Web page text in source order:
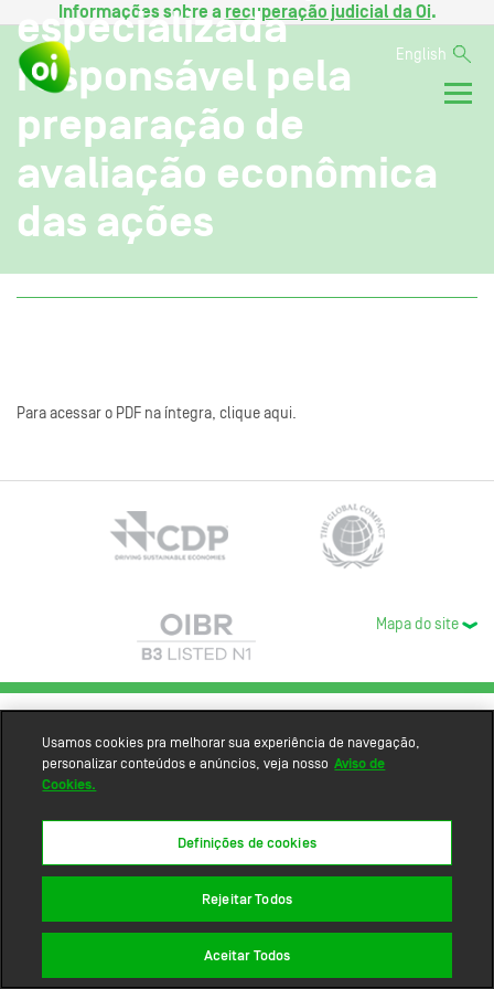
Informações sobre a recuperação judicial da Oi.
English
especializada
responsável pela
preparação de
avaliação econômica
das ações
Para acessar o PDF na íntegra, clique aqui.
Mapa do site
Usamos cookies pra melhorar sua experiência de navegação,
personalizar conteúdos e anúncios, veja nosso Aviso de
Cookies.
Definições de cookies
Rejeitar Todos
Aceitar Todos